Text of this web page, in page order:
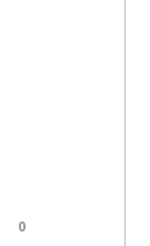
0